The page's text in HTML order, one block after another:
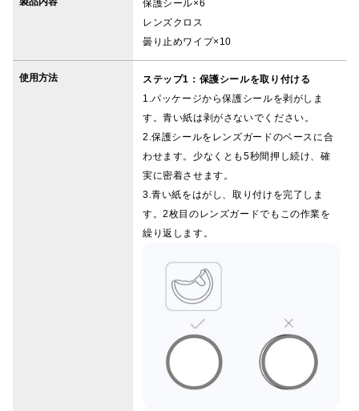
保護シール×6
レンズクロス
曇り止めワイプ×10
使用方法
ステップ1：保護シールを取り付ける
1.パッケージから保護シールを剥がしま
す。青い紙は剥がさないでください。
2.保護シールをレンズガードのベースに合
わせます。少なくとも5秒間押し続け、確
実に密着させます。
3.青い紙をはがし、取り付けを完了しま
す。2枚目のレンズガードでもこの作業を
繰り返します。